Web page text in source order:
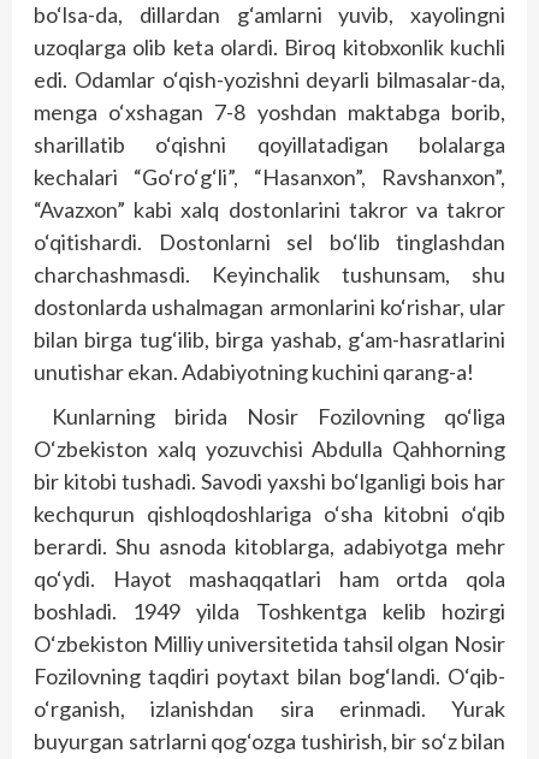
bo‘lsa-da, dillardan g‘amlarni yuvib, xayolingni
uzoqlarga olib keta olardi. Biroq kitobxonlik kuchli
edi. Odamlar o‘qish-yozishni deyarli bilmasalar-da,
menga o‘xshagan 7-8 yoshdan maktabga borib,
sharillatib o‘qishni qoyillatadigan bolalarga
kechalari “Go‘ro‘g‘li”, “Hasanxon”, Ravshanxon”,
“Avazxon” kabi xalq dostonlarini takror va takror
o‘qitishardi. Dostonlarni sel bo‘lib tinglashdan
charchashmasdi. Keyinchalik tushunsam, shu
dostonlarda ushalmagan armonlarini ko‘rishar, ular
bilan birga tug‘ilib, birga yashab, g‘am-hasratlarini
unutishar ekan. Adabiyotning kuchini qarang-a!
Kunlarning birida Nosir Fozilovning qo‘liga
O‘zbekiston xalq yozuvchisi Abdulla Qahhorning
bir kitobi tushadi. Savodi yaxshi bo‘lganligi bois har
kechqurun qishloqdoshlariga o‘sha kitobni o‘qib
berardi. Shu asnoda kitoblarga, adabiyotga mehr
qo‘ydi. Hayot mashaqqatlari ham ortda qola
boshladi. 1949 yilda Toshkentga kelib hozirgi
O‘zbekiston Milliy universitetida tahsil olgan Nosir
Fozilovning taqdiri poytaxt bilan bog‘landi. O‘qib-
o‘rganish, izlanishdan sira erinmadi. Yurak
buyurgan satrlarni qog‘ozga tushirish, bir so‘z bilan